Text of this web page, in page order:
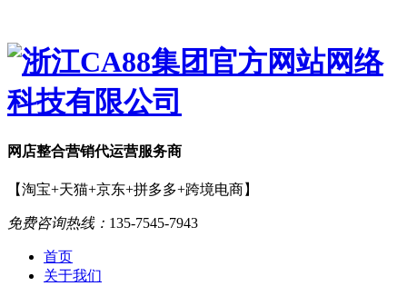
网店整合营销代运营服务商
【淘宝+天猫+京东+拼多多+跨境电商】
免费咨询热线： 135-7545-7943
首页
关于我们